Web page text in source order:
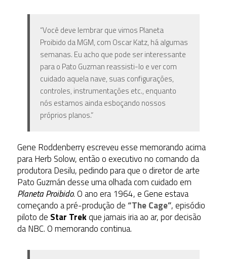
“Você deve lembrar que vimos Planeta
Proibido da MGM, com Oscar Katz, há algumas
semanas. Eu acho que pode ser interessante
para o Pato Guzman reassisti-lo e ver com
cuidado aquela nave, suas configurações,
controles, instrumentações etc., enquanto
nós estamos ainda esboçando nossos
próprios planos.”
Gene Roddenberry escreveu esse memorando acima
para Herb Solow, então o executivo no comando da
produtora Desilu, pedindo para que o diretor de arte
Pato Guzmán desse uma olhada com cuidado em
Planeta Proibido. O ano era 1964, e Gene estava
começando a pré-produção de“The Cage”, episódio
piloto de Star Trekque jamais iria ao ar, por decisão
da NBC. O memorando continua.